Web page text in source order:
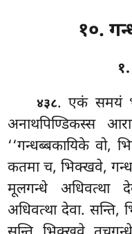
१०.
४३८. एकं समयं
अनाथपिण्डिकस्स
‘‘गन्धब्बकायिकेवो,
कतमा च, भिक्खवे,
मूलगन्धे अधिवत्था
अधिवत्था देवा. सन्ति,